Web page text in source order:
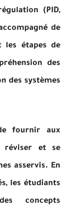
(PID,
de
les étapes de
des
des systèmes
fournir aux
réviser et se
asservis. En
les étudiants
concepts